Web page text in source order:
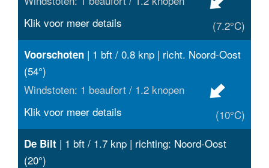
(7.2°C)
Klik voor meer details
Voorschoten | 1 bft / 0.8 knp | richt. Noord-Oost
(54°)
Windstoten: 1 beaufort / 1.2 knopen
(10°C)
Klik voor meer details
De Bilt | 1 bft / 1.7 knp | richting: Noord-Oost
(20°)